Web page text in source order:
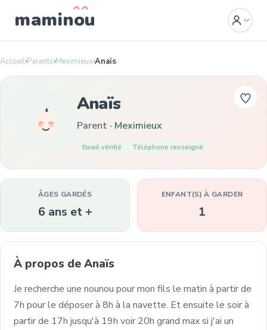
maminou
Accueil›Parents›Meximieux›Anaïs
Anaïs
Parent · Meximieux
Email vérifié Téléphone renseigné
ÂGES GARDÉS
6 ans et +
ENFANT(S) À GARDER
1
À propos de Anaïs
Je recherche une nounou pour mon fils le matin à partir de
7h pour le déposer à 8h à la navette. Et ensuite le soir à
partir de 17h jusqu'à 19h voir 20h grand max si j'ai un